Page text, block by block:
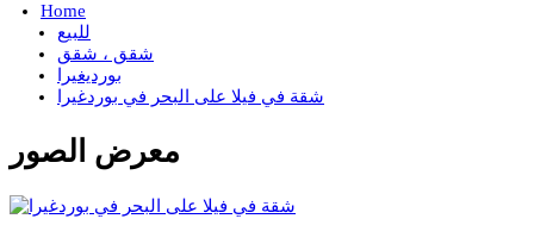
Home
للبيع
شقق ، شقق
بورديغيرا
شقة في فيلا على البحر في بوردغيرا
معرض الصور